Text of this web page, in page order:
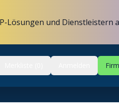
Lösungen und Dienstleistern